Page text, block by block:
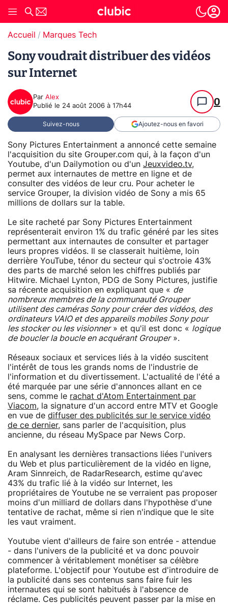
Accueil Marques Tech
Sony voudrait distribuer des vidéos
sur Internet
Par Alex
Publié le 24 août 2006 à 17h44 0
Suivez-nous Ajoutez-nous en favori
Sony Pictures Entertainment a annoncé cette semaine
l'acquisition du site Grouper.com qui, à la façon d'un
Youtube, d'un Dailymotion ou d'un Jeuxvideo.tv,
permet aux internautes de mettre en ligne et de
consulter des vidéos de leur cru. Pour acheter le
service Grouper, la division vidéo de Sony a mis 65
millions de dollars sur la table.
Le site racheté par Sony Pictures Entertainment
représenterait environ 1% du trafic généré par les sites
permettant aux internautes de consulter et partager
leurs propres vidéos. Il se classerait huitième, loin
derrière YouTube, ténor du secteur qui s'octroie 43%
des parts de marché selon les chiffres publiés par
Hitwire. Michael Lynton, PDG de Sony Pictures, justifie
sa récente acquisition en expliquant que « de
nombreux membres de la communauté Grouper
utilisent des caméras Sony pour créer des vidéos, des
ordinateurs VAIO et des appareils mobiles Sony pour
les stocker ou les visionner» et qu'il est donc « logique
de boucler la boucle en acquérant Grouper».
Réseaux sociaux et services liés à la vidéo suscitent
l'intérêt de tous les grands noms de l'industrie de
l'information et du divertissement. L'actualité de l'été a
été marquée par une série d'annonces allant en ce
sens, comme le rachat d'Atom Entertainment par
Viacom, la signature d'un accord entre MTV et Google
en vue de diffuser des publicités sur le service vidéo
de ce dernier, sans parler de l'acquisition, plus
ancienne, du réseau MySpace par News Corp.
En analysant les dernières transactions liées l'univers
du Web et plus particulièrement de la vidéo en ligne,
Aram Sinnreich, de RadarResearch, estime qu'avec
43% du trafic lié à la vidéo sur Internet, les
propriétaires de Youtube ne se verraient pas proposer
moins d'un milliard de dollars dans l'hypothèse d'une
tentative de rachat, même si rien n'indique que le site
les vaut vraiment.
Youtube vient d'ailleurs de faire son entrée - attendue
- dans l'univers de la publicité et va donc pouvoir
commencer à véritablement monétiser sa célèbre
plateforme. L'objectif pour Youtube est d'introduire de
la publicité dans ses contenus sans faire fuir les
internautes qui se sont habitués à l'absence de
réclame. Ces publicités peuvent passer par la mise en